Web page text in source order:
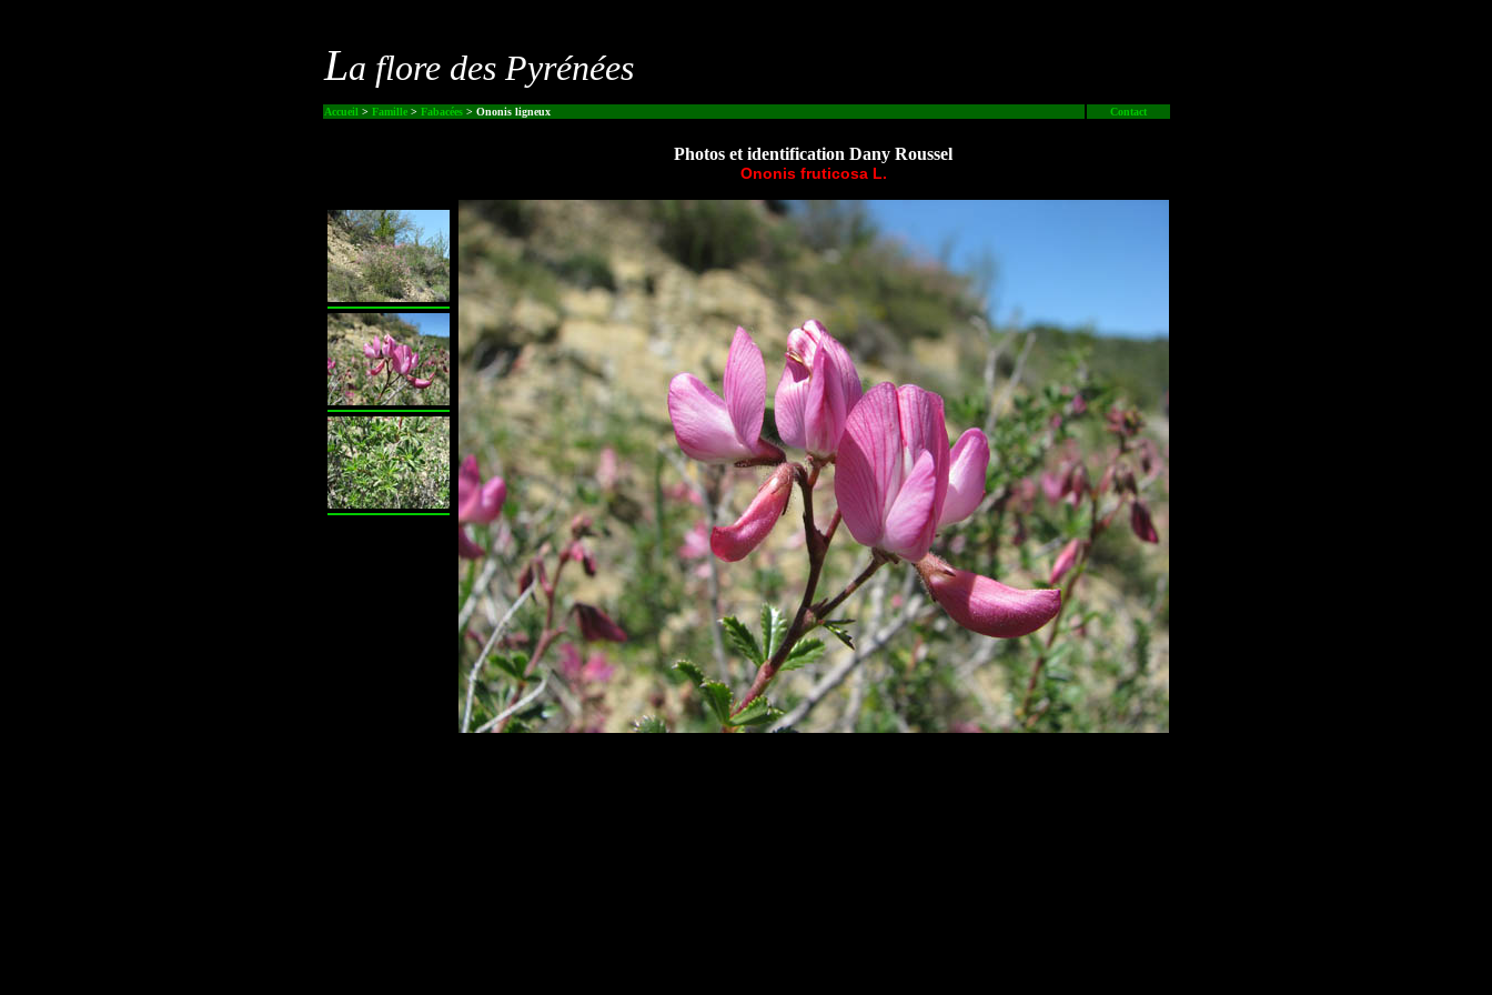
La flore des Pyrénées
Accueil > Famille> Fabacées> Ononis ligneux Contact
Photos et identification Dany Roussel
Ononis fruticosa L.